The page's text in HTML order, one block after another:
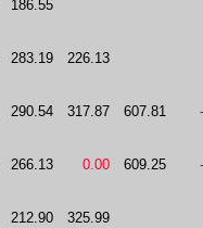
186.55
283.19 226.13
290.54 317.87 607.81
266.13 0.00 609.25
212.90 325.99